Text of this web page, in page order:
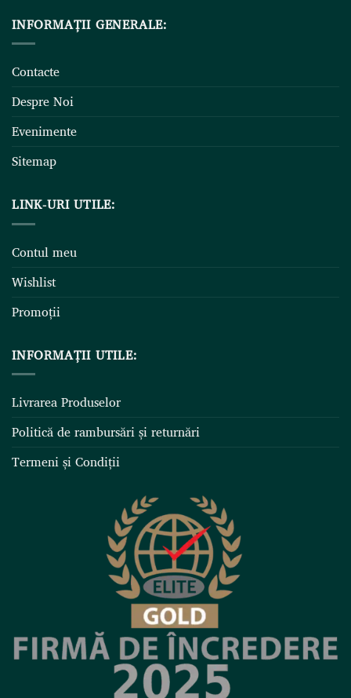
INFORMAȚII GENERALE:
Contacte
Despre Noi
Evenimente
Sitemap
LINK-URI UTILE:
Contul meu
Wishlist
Promoții
INFORMAȚII UTILE:
Livrarea Produselor
Politică de rambursări și returnări
Termeni și Condiții